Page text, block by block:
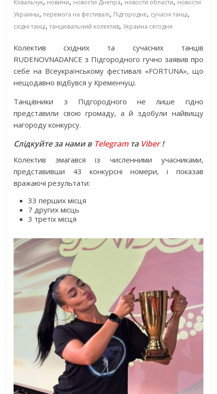
Ковальчук новини новости Днепра новости области новости
Украины, перемога на фестивалі, Підгородне, сучасні танці,
східні танці,танцювальний колектив, Украина сегодня
Колектив східних та сучасних танців
RUDENOVNADANCE з Підгородного гучно заявив про
себе на Всеукраїнському фестивалі «FORTUNA», що
нещодавно відбувся у Кременчуці.
Танцівники з Підгородного не лише гідно
представили свою громаду, а й здобули найвищу
нагороду конкурсу.
Слідкуйте за нами в Telegramта Viber!
Колектив змагався із численними учасниками,
представивши 43 конкурсні номери, і показав
вражаючі результати:
33 перших місця
7 других місць
3 третіх місця